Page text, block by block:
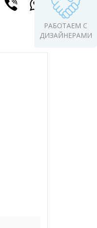
РАБОТАЕМ С
ДИЗАЙНЕРАМИ